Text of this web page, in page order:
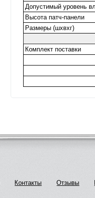
Допустимый уровень
Высота патч-панели
Размеры (шхвхг)
Комплект поставки
Контакты Отзывы